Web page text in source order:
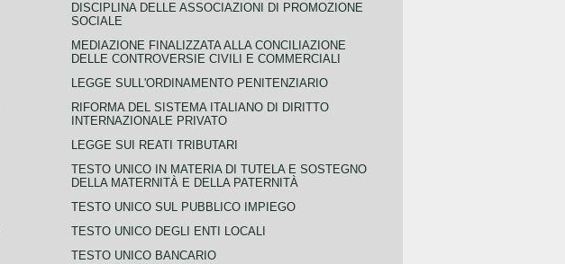
DISCIPLINA DELLE ASSOCIAZIONI DI PROMOZIONE
SOCIALE
MEDIAZIONE FINALIZZATA ALLA CONCILIAZIONE
DELLE CONTROVERSIE CIVILI E COMMERCIALI
LEGGE SULL'ORDINAMENTO PENITENZIARIO
RIFORMA DEL SISTEMA ITALIANO DI DIRITTO
INTERNAZIONALE PRIVATO
LEGGE SUI REATI TRIBUTARI
TESTO UNICO IN MATERIA DI TUTELA E SOSTEGNO
DELLA MATERNITÀ E DELLA PATERNITÀ
TESTO UNICO SUL PUBBLICO IMPIEGO
TESTO UNICO DEGLI ENTI LOCALI
TESTO UNICO BANCARIO